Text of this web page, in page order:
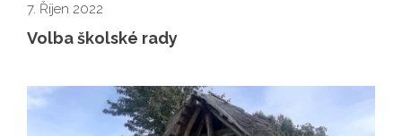
7. Říjen 2022
Volba školské rady